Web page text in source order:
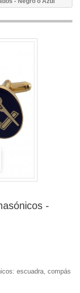
-
escuadra, compás